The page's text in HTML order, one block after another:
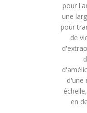
pour
une
pour
de
d'une
en